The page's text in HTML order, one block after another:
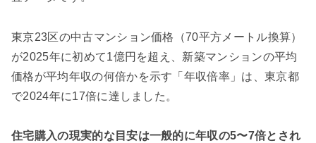
東京23区の中古マンション価格（70平方メートル換算）
が2025年に初めて1億円を超え、新築マンションの平均
価格が平均年収の何倍かを示す「年収倍率」は、東京都
で2024年に17倍に達しました。
住宅購入の現実的な目安は一般的に年収の5〜7倍とされ